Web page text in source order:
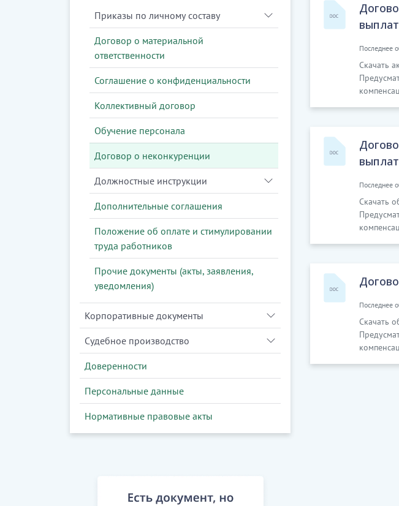
Приказы по личному составу
Договор о материальной
ответственности
Соглашение о конфиденциальности
Коллективный договор
Обучение персонала
Договор о неконкуренции
Должностные инструкции
Дополнительные соглашения
Положение об оплате и стимулировании
труда работников
Прочие документы (акты, заявления,
уведомления)
Корпоративные документы
Судебное производство
Доверенности
Персональные данные
Нормативные правовые акты
Последнее
Скачать
Последнее
Скачать
Последнее
Скачать